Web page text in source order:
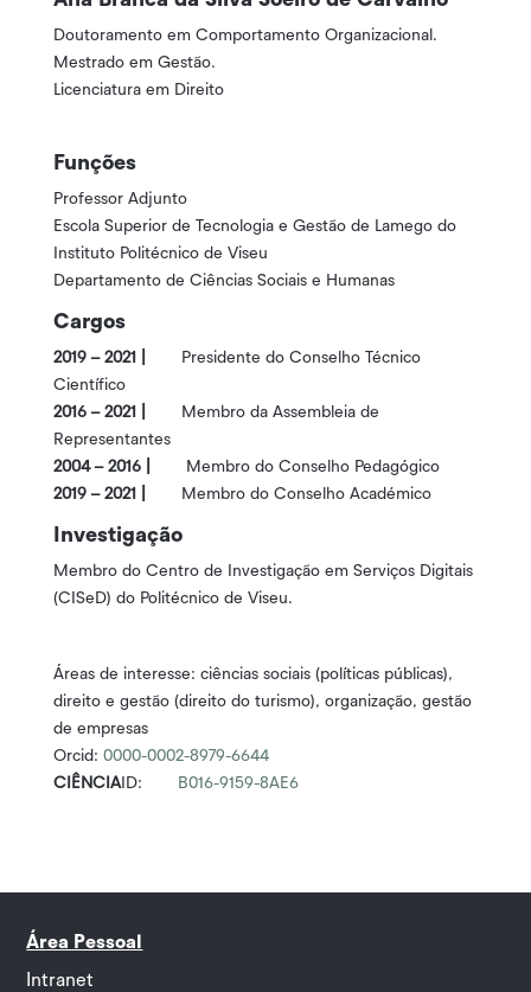
Doutoramento em Comportamento Organizacional.
Mestrado em Gestão.
Licenciatura em Direito
Funções
Professor Adjunto
Escola Superior de Tecnologia e Gestão de Lamego do
Instituto Politécnico de Viseu
Departamento de Ciências Sociais e Humanas
Cargos
2019 – 2021 |
Presidente do Conselho Técnico
Científico
2016 – 2021 |
Membro da Assembleia de
Representantes
2004 – 2016 |
Membro do Conselho Pedagógico
2019 – 2021 |
Membro do Conselho Académico
Investigação
Membro do Centro de Investigação em Serviços Digitais
(CISeD) do Politécnico de Viseu.
Áreas de interesse: ciências sociais (políticas públicas),
direito e gestão (direito do turismo), organização, gestão
de empresas
Orcid: 0000-0002-8979-6644
CIÊNCIAID: B016-9159-8AE6
Área Pessoal
Intranet